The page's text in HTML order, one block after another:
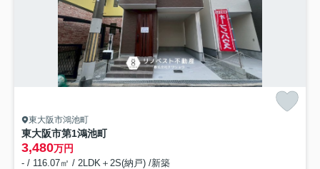
東大阪市鴻池町
東大阪市第1鴻池町
3,480万円
- / 116.07㎡ / 2LDK＋2S(納戸) /新築